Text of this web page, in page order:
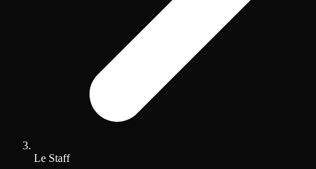
Le Staff